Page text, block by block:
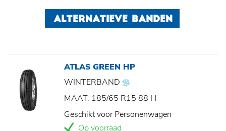
ALTERNATIEVE BANDEN
ATLAS GREEN HP
WINTERBAND
MAAT: 185/65 R15 88 H
Geschikt voor Personenwagen
Op voorraad